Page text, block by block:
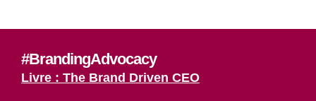
#BrandingAdvocacy
Livre : The Brand Driven CEO